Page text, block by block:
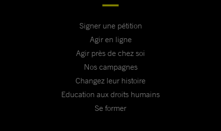
Signer une pétition
Agir en ligne
Agir près de chez soi
Nos campagnes
Changez leur histoire
Education aux droits humains
Se former